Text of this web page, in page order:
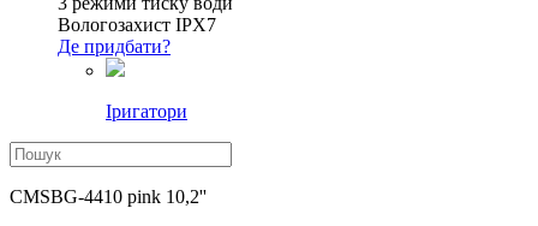
Вологозахист IPX7
Де придбати?
Іригатори
CMSBG-4410 pink 10,2''